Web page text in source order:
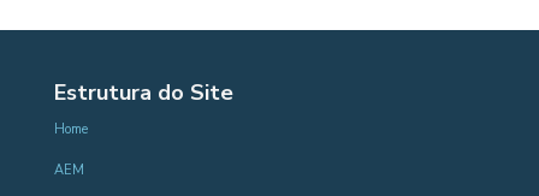
Estrutura do Site
Home
AEM